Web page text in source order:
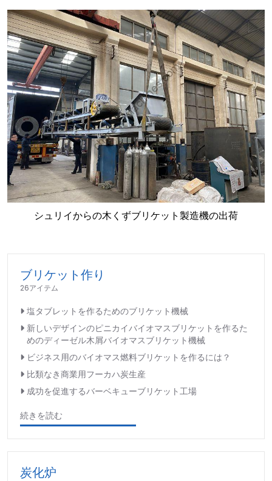
シュリイからの木くずブリケット製造機の出荷
ブリケット作り
26アイテム
塩タブレットを作るためのブリケット機械
新しいデザインのピニカイバイオマスブリケットを作るた
めのディーゼル木屑バイオマスブリケット機械
ビジネス用のバイオマス燃料ブリケットを作るには？
比類なき商業用フーカハ炭生産
成功を促進するバーベキューブリケット工場
続きを読む
炭化炉